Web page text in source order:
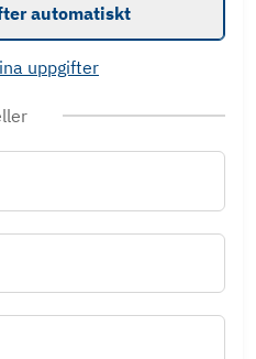
automatiskt
uppgifter